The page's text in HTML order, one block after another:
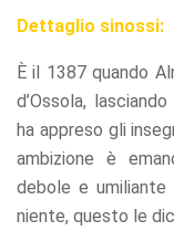
Dettaglio sinossi:
È il 1387 quando
d’Ossola,
ha appreso gli
ambizione è
debole e
niente, questo le
as well as
during your
visit. If you
refuse these
cookies,
some
functionality
will
disappear